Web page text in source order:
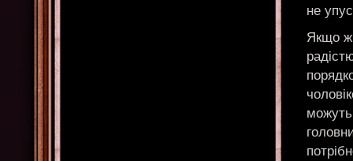
не
Якщо